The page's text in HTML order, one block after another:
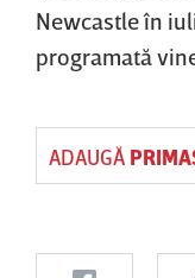
Newcastle în
programată
ADAUGĂ